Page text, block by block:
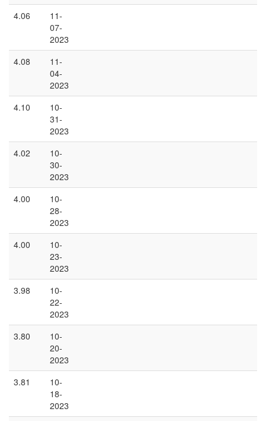
4.06
11-
07-
2023
4.08
11-
04-
2023
4.10
10-
31-
2023
4.02
10-
30-
2023
4.00
10-
28-
2023
4.00
10-
23-
2023
3.98
10-
22-
2023
3.80
10-
20-
2023
3.81
10-
18-
2023